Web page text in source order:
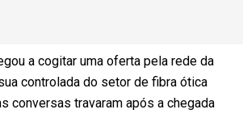
a cogitar uma oferta pela rede da
controlada do setor de fibra ótica
conversas travaram após a chegada